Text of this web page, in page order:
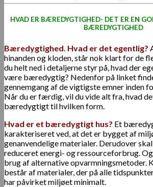
HVAD ER BÆREDYGTIGHED- DET ER EN
BÆREDYGTIGHED
Bæredygtighed. Hvad er det egentlig?
hinanden og kloden, står nok klart for de
du helt ned i detaljerne styr på, hvad der
være bæredygtig? Nedenfor på linket
gennemgang af de vigtigste emner inden
Når du er færdig, vil du vide alt fra, hvad
bæredygtigt til hvilken
Hvad er et bæredygtigt hus? Et
karakteriseret ved, at det er bygget af
genanvendelige materialer. Derudover
reduceret energi- og ressourceforbrug.
brug af alternative opvarmningsmetoder.
består af materialer, der på alle
har påvirket miljøet minimalt.